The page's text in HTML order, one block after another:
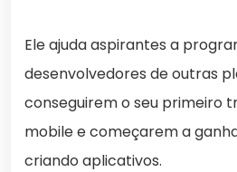
Ele ajuda aspirantes a
desenvolvedores de outras
conseguirem o seu primeiro
mobile e começarem a
criando aplicativos.